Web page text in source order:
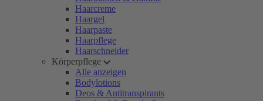
Haarcreme
Haargel
Haarpaste
Haarpflege
Haarschneider
Körperpflege
Alle anzeigen
Bodylotions
Deos & Antitranspirants